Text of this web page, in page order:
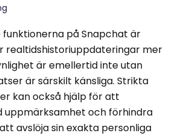
funktionerna på Snapchat är
realtidshistoriuppdateringar mer
är emellertid inte utan
är särskilt känsliga. Strikta
kan också hjälp för att
uppmärksamhet och förhindra
avslöja sin exakta personliga